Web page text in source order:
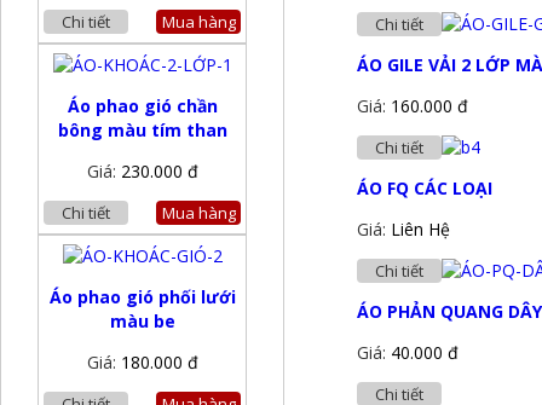
Chi tiết
ÁO GILE VẢI 2 LỚP
Giá: 160.000 đ
Chi tiết
ÁO FQ CÁC LOẠI
Giá: Liên Hệ
Chi tiết
ÁO PHẢN QUANG
Giá: 40.000 đ
Chi tiết
Chi tiết Mua hàng
Áo phao gió chần
bông màu tím than
Giá: 230.000 đ
Chi tiết Mua hàng
Áo phao gió phối lưới
màu be
Giá: 180.000 đ